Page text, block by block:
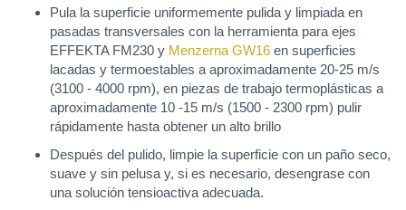
Pula la superficie uniformemente pulida y limpiada en
pasadas transversales con la herramienta para ejes
EFFEKTA FM230 y Menzerna GW16 en superficies
lacadas y termoestables a aproximadamente 20-25 m/s
(3100 - 4000 rpm), en piezas de trabajo termoplásticas a
aproximadamente 10 -15 m/s (1500 - 2300 rpm) pulir
rápidamente hasta obtener un alto brillo
Después del pulido, limpie la superficie con un paño seco,
suave y sin pelusa y, si es necesario, desengrase con
una solución tensioactiva adecuada.